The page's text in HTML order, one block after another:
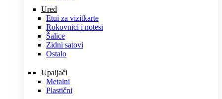
Ured
Etui za vizitkarte
Rokovnici i notesi
Šalice
Zidni satovi
Ostalo
Upaljači
Metalni
Plastični